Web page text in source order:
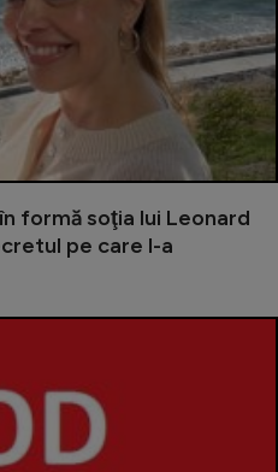
formă soţia lui Leonard
pe care l-a